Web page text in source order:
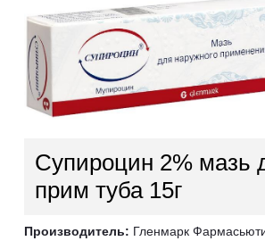
Супироцин 2% мазь
прим туба 15г
Производитель: Гленмарк